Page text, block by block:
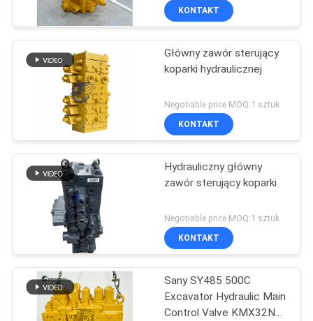
KONTAKT
Główny zawór sterujący
koparki hydraulicznej
Negotiable price MOQ:1 sztuk
KONTAKT
Hydrauliczny główny
zawór sterujący koparki
Negotiable price MOQ:1 sztuk
KONTAKT
Sany SY485 500C
Excavator Hydraulic Main
Control Valve KMX32NA